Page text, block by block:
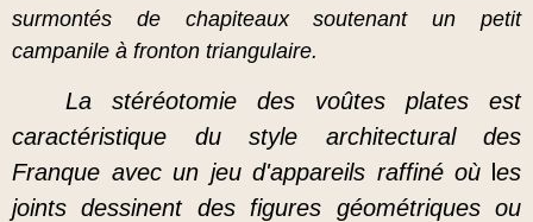
surmontés de chapiteaux soutenant un petit
campanile à fronton triangulaire.
La stéréotomie des voûtes plates est
caractéristique du style architectural des
Franque avec un jeu d'appareils raffiné où les
joints dessinent des figures géométriques ou